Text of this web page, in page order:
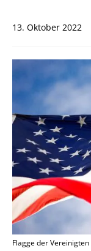
13. Oktober 2022
Flagge der